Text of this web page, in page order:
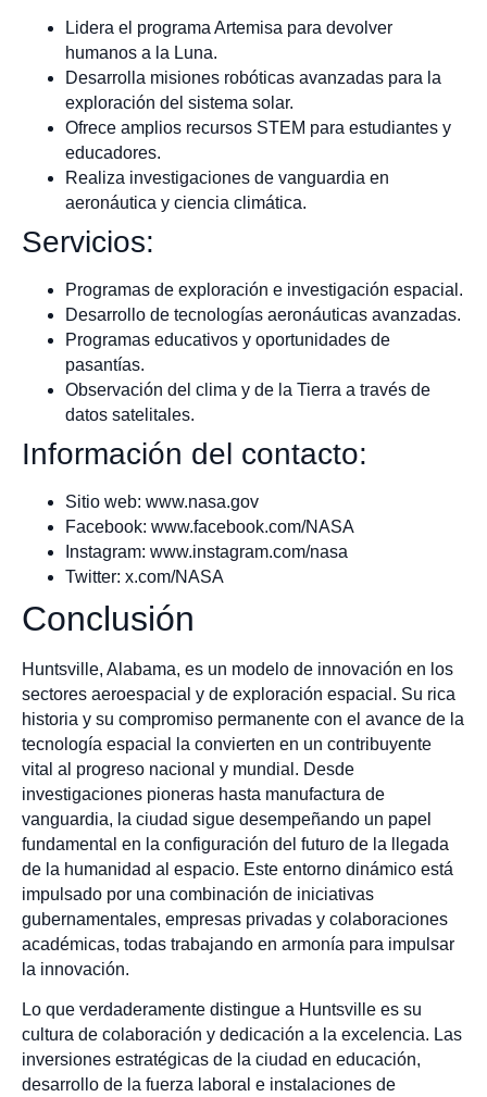
Lidera el programa Artemisa para devolver
humanos a la Luna.
Desarrolla misiones robóticas avanzadas para la
exploración del sistema solar.
Ofrece amplios recursos STEM para estudiantes y
educadores.
Realiza investigaciones de vanguardia en
aeronáutica y ciencia climática.
Servicios:
Programas de exploración e investigación espacial.
Desarrollo de tecnologías aeronáuticas avanzadas.
Programas educativos y oportunidades de
pasantías.
Observación del clima y de la Tierra a través de
datos satelitales.
Información del contacto:
Sitio web: www.nasa.gov
Facebook: www.facebook.com/NASA
Instagram: www.instagram.com/nasa
Twitter: x.com/NASA
Conclusión
Huntsville, Alabama, es un modelo de innovación en los
sectores aeroespacial y de exploración espacial. Su rica
historia y su compromiso permanente con el avance de la
tecnología espacial la convierten en un contribuyente
vital al progreso nacional y mundial. Desde
investigaciones pioneras hasta manufactura de
vanguardia, la ciudad sigue desempeñando un papel
fundamental en la configuración del futuro de la llegada
de la humanidad al espacio. Este entorno dinámico está
impulsado por una combinación de iniciativas
gubernamentales, empresas privadas y colaboraciones
académicas, todas trabajando en armonía para impulsar
la innovación.
Lo que verdaderamente distingue a Huntsville es su
cultura de colaboración y dedicación a la excelencia. Las
inversiones estratégicas de la ciudad en educación,
desarrollo de la fuerza laboral e instalaciones de